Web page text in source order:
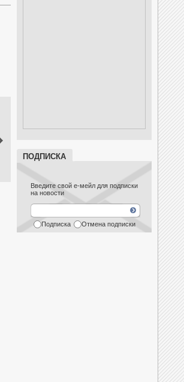
ANRE'S / PALMS Molla ANRE'S / PALMS Transa
ПОДПИСКА
Введите свой е-мейл для подписки
на новости
Подписка Отмена подписки